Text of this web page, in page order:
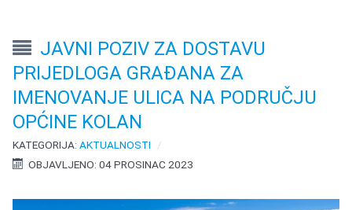
JAVNI POZIV ZA DOSTAVU
PRIJEDLOGA GRAĐANA ZA
IMENOVANJE ULICA NA PODRUČJU
OPĆINE KOLAN
KATEGORIJA:AKTUALNOSTI
OBJAVLJENO: 04 PROSINAC 2023